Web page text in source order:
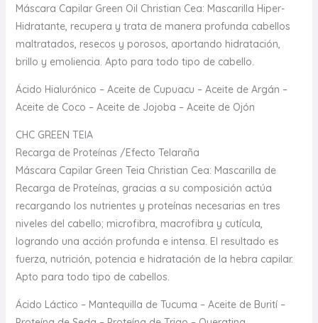
Máscara Capilar Green Oil Christian Cea: Mascarilla Hiper-
Hidratante, recupera y trata de manera profunda cabellos
maltratados, resecos y porosos, aportando hidratación,
brillo y emoliencia. Apto para todo tipo de cabello.
Ácido Hialurónico – Aceite de Cupuacu – Aceite de Argán –
Aceite de Coco – Aceite de Jojoba – Aceite de Ojón
CHC GREEN TEIA
Recarga de Proteínas /Efecto Telaraña
Máscara Capilar Green Teia Christian Cea: Mascarilla de
Recarga de Proteínas, gracias a su composición actúa
recargando los nutrientes y proteínas necesarias en tres
niveles del cabello; microfibra, macrofibra y cutícula,
logrando una acción profunda e intensa. El resultado es
fuerza, nutrición, potencia e hidratación de la hebra capilar.
Apto para todo tipo de cabellos.
Ácido Láctico – Mantequilla de Tucuma – Aceite de Burití –